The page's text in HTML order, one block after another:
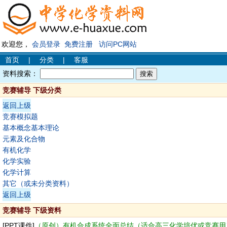
欢迎您， 会员登录 免费注册
访问PC网站
首页
| 分类 |
客服
资料搜索：
竞赛辅导 下级分类
返回上级
竞赛模拟题
基本概念基本理论
元素及化合物
有机化学
化学实验
化学计算
其它（或未分类资料）
返回上级
竞赛辅导 下级资料